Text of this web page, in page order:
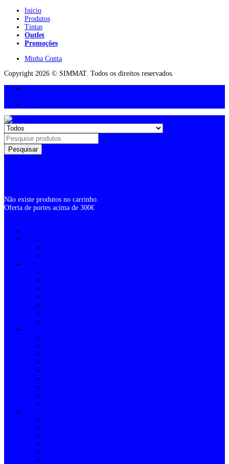
Início
Produtos
Tintas
Outlet
Promoções
Minha Conta
Copyright 2026 © SIMMAT. Todos os direitos reservados.
Pesquisar
Não existe produtos no carrinho.
Oferta de portes acima de 300€